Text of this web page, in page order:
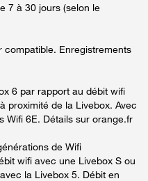
7 à 30 jours (selon le
compatible. Enregistrements
6 par rapport au débit wifi
proximité de la Livebox. Avec
Wifi 6E. Détails sur orange.fr
de Wifi
wifi avec une Livebox S ou
la Livebox 5. Débit en